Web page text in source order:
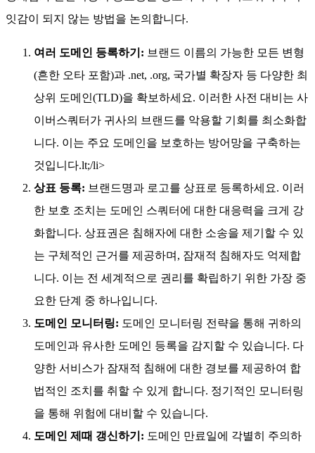
잇감이 되지 않는 방법을 논의합니다.
여러 도메인 등록하기: 브랜드 이름의 가능한 모든 변형
(흔한 오타 포함)과 .net, .org, 국가별 확장자 등 다양한 최
상위 도메인(TLD)을 확보하세요. 이러한 사전 대비는 사
이버스쿼터가 귀사의 브랜드를 악용할 기회를 최소화합
니다. 이는 주요 도메인을 보호하는 방어망을 구축하는
것입니다.lt;/li>
상표 등록: 브랜드명과 로고를 상표로 등록하세요. 이러
한 보호 조치는 도메인 스쿼터에 대한 대응력을 크게 강
화합니다. 상표권은 침해자에 대한 소송을 제기할 수 있
는 구체적인 근거를 제공하며, 잠재적 침해자도 억제합
니다. 이는 전 세계적으로 권리를 확립하기 위한 가장 중
요한 단계 중 하나입니다.
도메인 모니터링: 도메인 모니터링 전략을 통해 귀하의
도메인과 유사한 도메인 등록을 감지할 수 있습니다. 다
양한 서비스가 잠재적 침해에 대한 경보를 제공하여 합
법적인 조치를 취할 수 있게 합니다. 정기적인 모니터링
을 통해 위험에 대비할 수 있습니다.
도메인 제때 갱신하기: 도메인 만료일에 각별히 주의하